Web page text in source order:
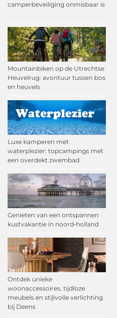
camperbeveiliging onmisbaar is
Mountainbiken op de Utrechtse
Heuvelrug: avontuur tussen bos
en heuvels
Luxe kamperen met
waterplezier: topcampings met
een overdekt zwembad
Genieten van een ontspannen
kustvakantie in noord‑holland
Ontdek unieke
woonaccessoires, tijdloze
meubels en stijlvolle verlichting
bij Deens